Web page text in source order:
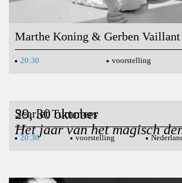
Marthe Koning & Gerben Vaillant
20:30 voorstelling
29, 30 oktober
Het jaar van het magisch
Scarlet Tummers
20:30 voorstelling